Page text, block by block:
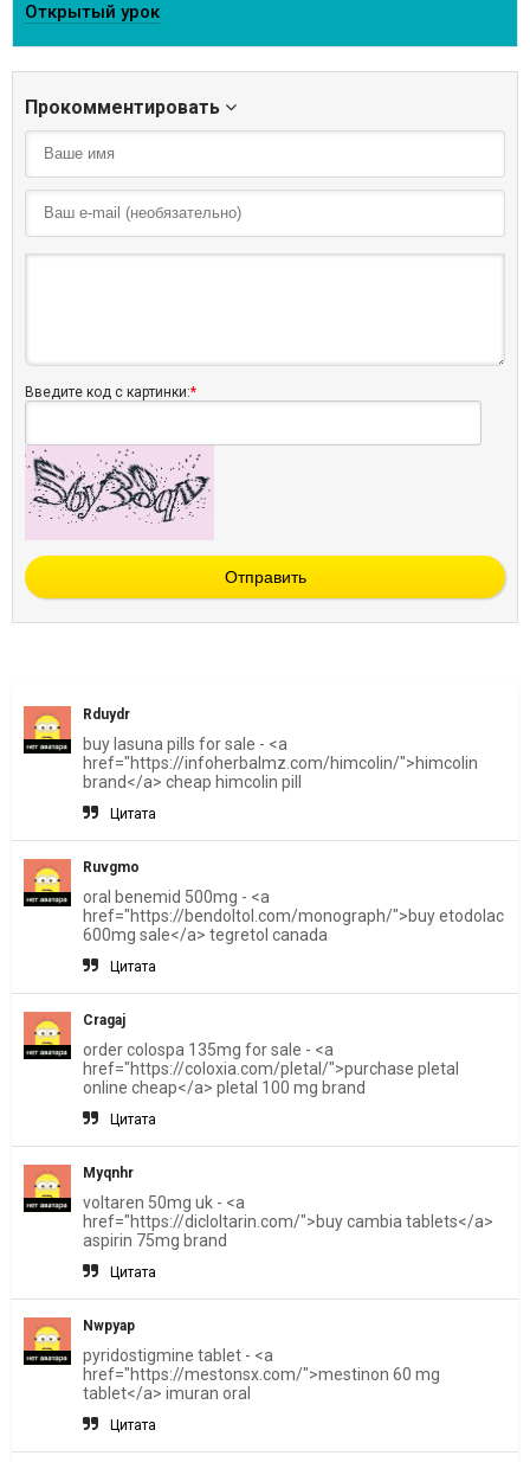
Открытый урок
Прокомментировать
Введите код с картинки:*
Отправить
Rduydr
buy lasuna pills for sale - <a
href="https://infoherbalmz.com/himcolin/">himcolin
brand</a> cheap himcolin pill
Цитата
Ruvgmo
oral benemid 500mg - <a
href="https://bendoltol.com/monograph/">buy etodolac
600mg sale</a> tegretol canada
Цитата
Cragaj
order colospa 135mg for sale - <a
href="https://coloxia.com/pletal/">purchase pletal
online cheap</a> pletal 100 mg brand
Цитата
Myqnhr
voltaren 50mg uk - <a
href="https://dicloltarin.com/">buy cambia tablets</a>
aspirin 75mg brand
Цитата
Nwpyap
pyridostigmine tablet - <a
href="https://mestonsx.com/">mestinon 60 mg
tablet</a> imuran oral
Цитата